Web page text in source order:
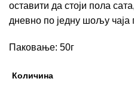
оставити да стоји пола
дневно по једну шољу чаја
Паковање: 50г
Количина